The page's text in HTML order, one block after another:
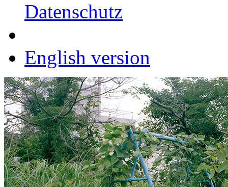
Datenschutz
English version